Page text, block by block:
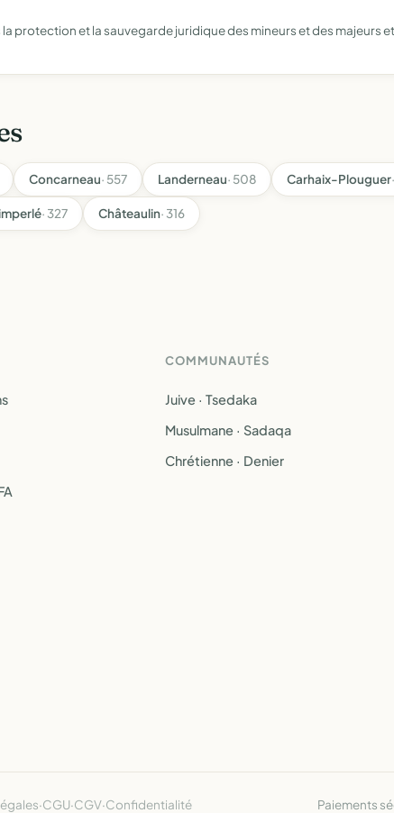
protection et la sauvegarde juridique des mineurs et des majeurs
Concarneau· 557 Landerneau· 508 Carhaix-Plouguer
· 327 Châteaulin· 316
COMMUNAUTÉS
Juive · Tsedaka
Musulmane · Sadaqa
Chrétienne · Denier
·CGU·CGV·Confidentialité Paiements